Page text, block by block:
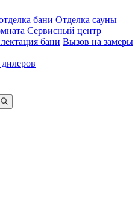
бани Отделка сауны
Сервисный центр
бани Вызов на замеры